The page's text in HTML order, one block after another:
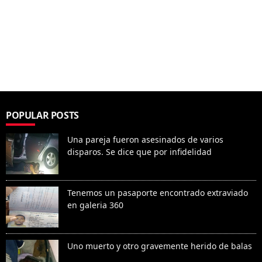
POPULAR POSTS
Una pareja fueron asesinados de varios
disparos. Se dice que por infidelidad
Tenemos un pasaporte encontrado extraviado
en galeria 360
Uno muerto y otro gravemente herido de balas